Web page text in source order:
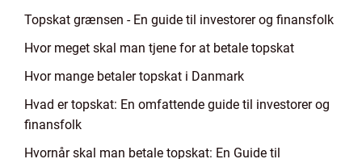
Topskat grænsen - En guide til investorer og finansfolk
Hvor meget skal man tjene for at betale topskat
Hvor mange betaler topskat i Danmark
Hvad er topskat: En omfattende guide til investorer og
finansfolk
Hvornår skal man betale topskat: En Guide til